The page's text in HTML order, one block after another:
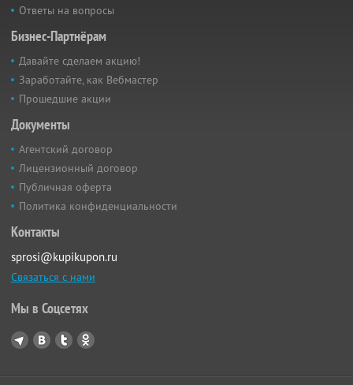
Ответы на вопросы
Бизнес-Партнёрам
Давайте сделаем акцию!
Заработайте, как Вебмастер
Прошедшие акции
Документы
Агентский договор
Лицензионный договор
Публичная оферта
Политика конфиденциальности
Контакты
sprosi@kupikupon.ru
Связаться с нами
Мы в Соцсетях